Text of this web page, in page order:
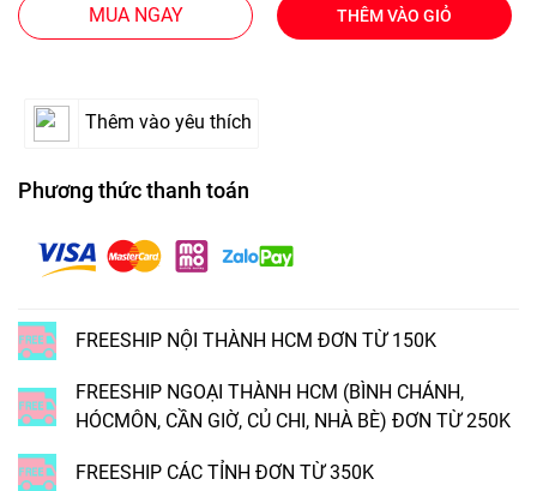
MUA NGAY THÊM VÀO GIỎ
Thêm vào yêu thích
Phương thức thanh toán
FREESHIP NỘI THÀNH HCM ĐƠN TỪ 150K
FREESHIP NGOẠI THÀNH HCM (BÌNH CHÁNH,
HÓCMÔN, CẦN GIỜ, CỦ CHI, NHÀ BÈ) ĐƠN TỪ 250K
FREESHIP CÁC TỈNH ĐƠN TỪ 350K